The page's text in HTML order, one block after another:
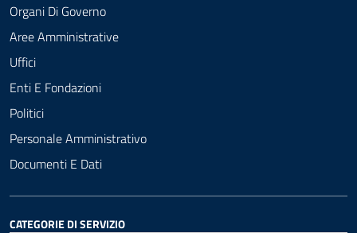
Organi Di Governo
Aree Amministrative
Uffici
Enti E Fondazioni
Politici
Personale Amministrativo
Documenti E Dati
CATEGORIE DI SERVIZIO